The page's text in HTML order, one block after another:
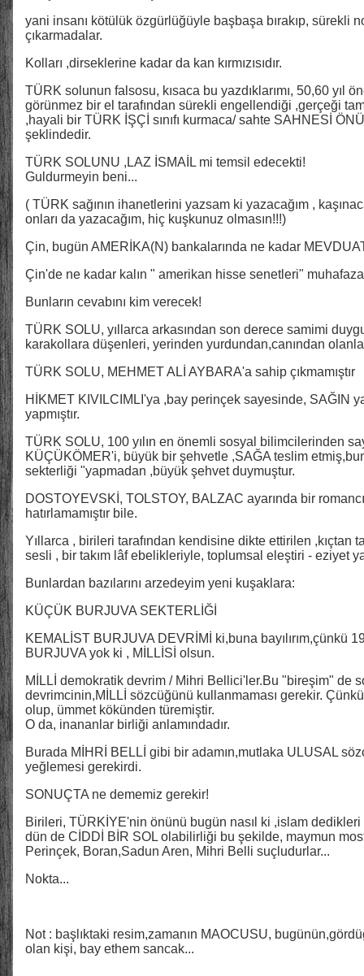
yani insanı kötülük özgürlüğüyle başbaşa bırakıp, sürekli
çıkarmadalar.
Kolları ,dirseklerine kadar da kan kırmızısıdır.
TÜRK solunun falsosu, kısaca bu yazdıklarımı, 50,60 yıl
görünmez bir el tarafından sürekli engellendiği ,gerçeği
,hayali bir TÜRK İŞÇİ sınıfı kurmaca/ sahte SAHNESİ
şeklindedir.
TÜRK SOLUNU ,LAZ İSMAİL mi temsil edecekti!
Guldurmeyin beni...
( TÜRK sağının ihanetlerini yazsam ki yazacağım ,
onları da yazacağım, hiç kuşkunuz olmasın!!!)
Çin, bugün AMERİKA(N) bankalarında ne kadar
Çin'de ne kadar kalın " amerikan hisse senetleri"
Bunların cevabını kim verecek!
TÜRK SOLU, yıllarca arkasından son derece samimi
karakollara düşenleri, yerinden yurdundan,canından
TÜRK SOLU, MEHMET ALİ AYBARA'a sahip çıkmamıştır
HİKMET KIVILCIMLI'ya ,bay perinçek sayesinde, SAĞIN
yapmıştır.
TÜRK SOLU, 100 yılın en önemli sosyal bilimcilerinden
KÜÇÜKÖMER'i, büyük bir şehvetle ,SAĞA teslim
sekterliği "yapmadan ,büyük şehvet duymuştur.
DOSTOYEVSKİ, TOLSTOY, BALZAC ayarında bir
hatırlamamıştır bile.
Yıllarca , birileri tarafından kendisine dikte ettirilen ,kıçtan
sesli , bir takım lâf ebelikleriyle, toplumsal eleştiri - eziyet
Bunlardan bazılarını arzedeyim yeni kuşaklara:
KÜÇÜK BURJUVA SEKTERLİĞİ
KEMALİST BURJUVA DEVRİMİ ki,buna bayılırım,çünkü
BURJUVA yok ki , MİLLİSİ olsun.
MİLLİ demokratik devrim / Mihri Bellici'ler.Bu "bireşim" de
devrimcinin,MİLLİ sözcüğünü kullanmaması gerekir.
olup, ümmet kökünden türemiştir.
O da, inananlar birliği anlamındadır.
Burada MİHRİ BELLİ gibi bir adamın,mutlaka ULUSAL
yeğlemesi gerekirdi.
SONUÇTA ne dememiz gerekir!
Birileri, TÜRKİYE'nin önünü bugün nasıl ki ,islam dedikleri
dün de CİDDİ BİR SOL olabilirliği bu şekilde, maymun
Perinçek, Boran,Sadun Aren, Mihri Belli suçludurlar...
Nokta...
Not : başlıktaki resim,zamanın MAOCUSU,
olan kişi, bay ethem sancak...